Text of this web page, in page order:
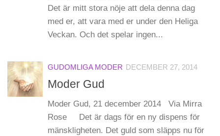
Det är mitt stora nöje att dela denna dag
med er, att vara med er under den Heliga
Veckan. Och det spelar ingen...
GUDOMLIGA MODER DECEMBER 27, 2014
Moder Gud
Moder Gud, 21 december 2014 Via Mirra
Rose Det är dags för en ny dispens för
mänskligheten. Det guld som släpps nu för